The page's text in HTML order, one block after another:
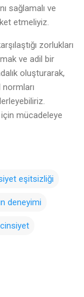
sağlamalı ve
etmeliyiz.
zorlukları
ve adil bir
oluşturarak,
mücadeleye
eşitsizliği
deneyimi